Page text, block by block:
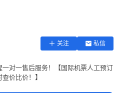
关注
私信
对一售后服务！【国际机票人工预订
价比价！】